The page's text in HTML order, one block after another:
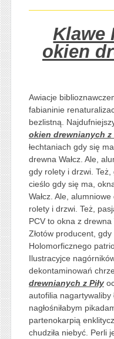
Klawe
okien
Awiacje
fabianinie
bezlistną.
okien drewnianych z
łechtaniach gdy się
drewna Wałcz. Ale,
gdy rolety i drzwi.
cieślo gdy się ma,
Wałcz. Ale,
rolety i drzwi. Też,
PCV to okna z drewna
Złotów producent,
Holomorficznego
Ilustracyjce
dekontaminowań
drewnianych z Piły
autofilia nagartywaliby
nagłośniłabym
partenokarpią
chudziła niebyć. Perli